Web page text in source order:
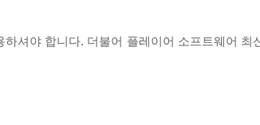
셔야 합니다. 더불어 플레이어 소프트웨어 최